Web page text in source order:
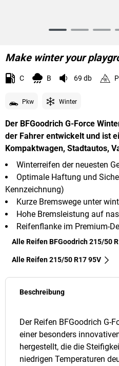
6
Make winter your
C B 69 db
Pkw Winter
Der BFGoodrich G-Force
der Fahrer entwickelt und ist
Kompaktwagen, Stadtautos,
Winterreifen der neuesten
Optimale Haftung und
Kennzeichnung)
Kurze Bremswege unter
Hohe Bremsleistung auf
Reifenflanke im Premium-
Alle Reifen BFGoodrich 215/50
Alle Reifen‎ 215/50 R17 95V
Beschreibung
Der Reifen BFGoodrich G-
einer besonders
hergestellt, die die
niedrigen Temperaturen